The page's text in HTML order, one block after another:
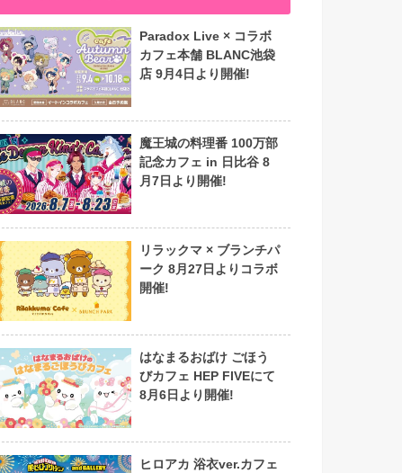
Paradox Live × コラボ
カフェ本舗 BLANC池袋
店 9月4日より開催!
魔王城の料理番 100万部
記念カフェ in 日比谷 8
月7日より開催!
リラックマ × ブランチパ
ーク 8月27日よりコラボ
開催!
はなまるおばけ ごほう
びカフェ HEP FIVEにて
8月6日より開催!
ヒロアカ 浴衣ver.カフェ